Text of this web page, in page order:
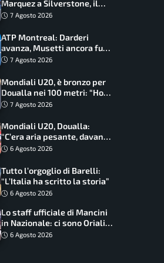
Marquez a Silverstone, il
programma e gli orari
7 Agosto 2026
ATP Montreal: Darderi
avanza, Musetti ancora fuori
con Jodar
7 Agosto 2026
Mondiali U20, è bronzo per
Doualla nei 100 metri: “Ho
scacciato l’ansia”
7 Agosto 2026
Mondiali U20, Doualla:
“C’era aria pesante, davano
le mascherine! Finale? Non
6 Agosto 2026
Tutto l’orgoglio di Barelli:
“L’Italia ha scritto la storia”
6 Agosto 2026
Lo staff ufficiale di Mancini
in Nazionale: ci sono Oriali e
Bonucci, confermato un
6 Agosto 2026